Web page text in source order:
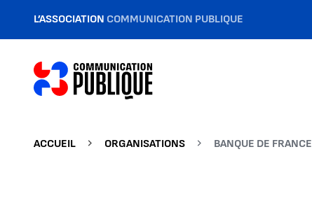
L’ASSOCIATION COMMUNICATION PUBLIQUE
ACCUEIL ORGANISATIONS BANQUE DE FRANCE